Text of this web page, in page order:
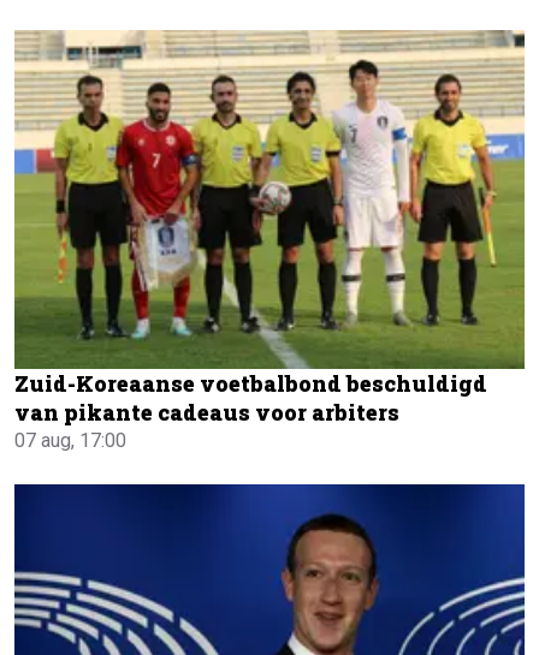
Zuid-Koreaanse voetbalbond beschuldigd
van pikante cadeaus voor arbiters
07 aug, 17:00